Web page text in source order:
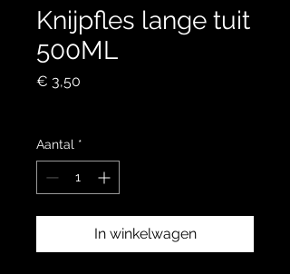
Knijpfles lange tuit
500ML
€ 3,50
Aantal *
In winkelwagen